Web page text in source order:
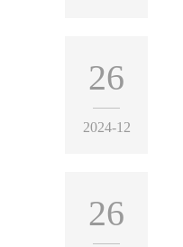
26
2024-12
26